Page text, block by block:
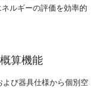
ルギーの評価を効率的
算機能
び器具仕様から個別空